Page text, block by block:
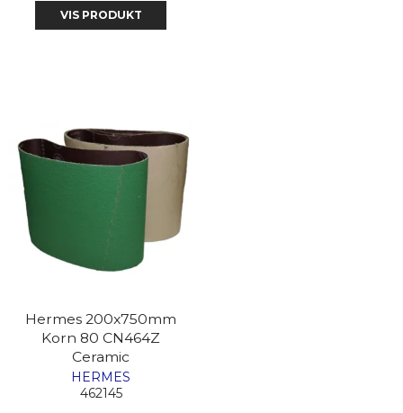
VIS PRODUKT
Hermes 200x750mm
Korn 80 CN464Z
Ceramic
HERMES
462145